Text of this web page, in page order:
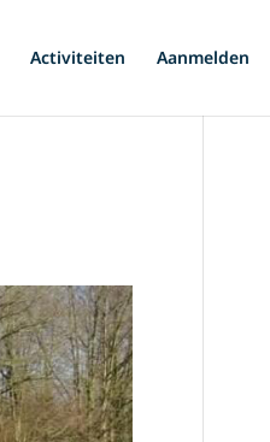
Activiteiten Aanmelden